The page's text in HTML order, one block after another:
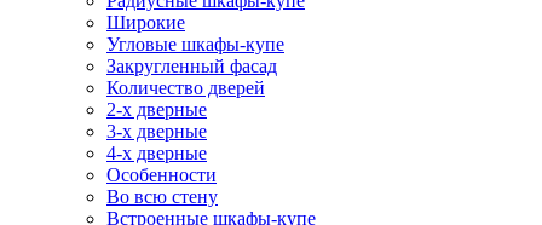
Широкие
Угловые шкафы-купе
Закругленный фасад
Количество дверей
2-х дверные
3-х дверные
4-х дверные
Особенности
Во всю стену
Встроенные шкафы-купе